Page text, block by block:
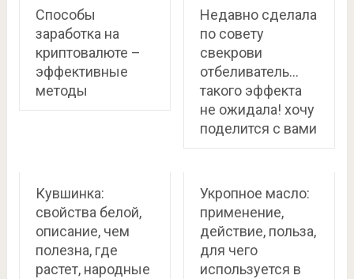
Способы
заработка на
криптовалюте –
эффективные
методы
Недавно сделала
по совету
свекрови
отбеливатель…
такого эффекта
не ожидала! хочу
поделится с вами
Кувшинка:
свойства белой,
описание, чем
полезна, где
растет, народные
Укропное масло:
применение,
действие, польза,
для чего
используется в